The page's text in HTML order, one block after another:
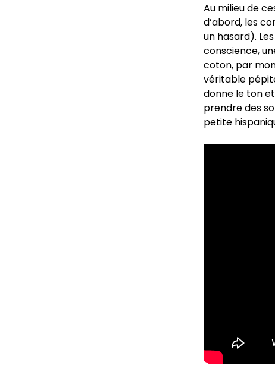
Au milieu de
d’abord, les
un hasard).
conscience,
coton, par
véritable
donne le ton
prendre des
petite